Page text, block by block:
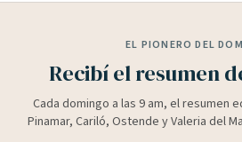
EL PIONERO DEL
Recibí el resumen
Cada domingo a las 9 am, el resumen
Pinamar, Cariló, Ostende y Valeria del